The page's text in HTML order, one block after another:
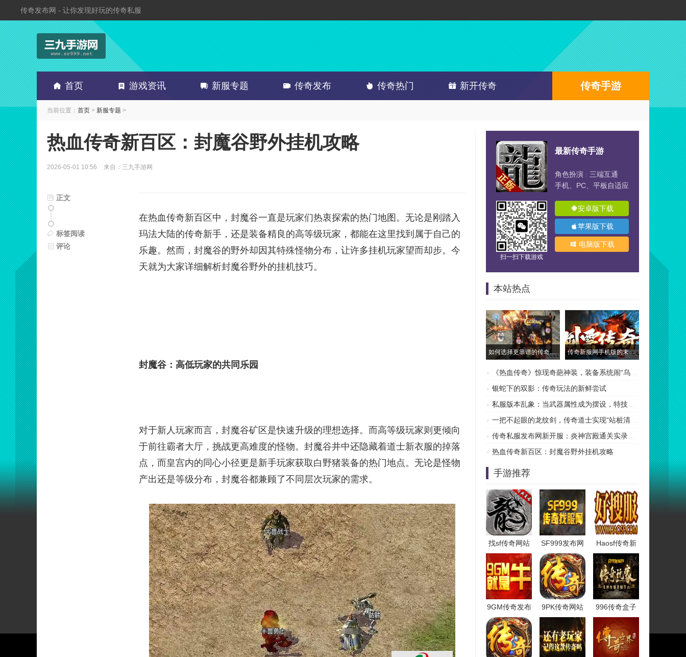
传奇发布网 - 让你发现好玩的传奇私服
首页 游戏资讯 新服专题 传奇发布 传奇热门 新开传奇 传奇手游
当前位置： 首页 > 新服专题 >
热血传奇新百区：封魔谷野外挂机攻略
2026-05-01 10:56 来自：三九手游网
在热血传奇新百区中，封魔谷一直是玩家们热衷探索的热门地图。无论是刚踏入
玛法大陆的传奇新手，还是装备精良的高等级玩家，都能在这里找到属于自己的
乐趣。然而，封魔谷的野外却因其特殊怪物分布，让许多挂机玩家望而却步。今
天就为大家详细解析封魔谷野外的挂机技巧。
封魔谷：高低玩家的共同乐园
对于新人玩家而言，封魔谷矿区是快速升级的理想选择。而高等级玩家则更倾向
于前往霸者大厅，挑战更高难度的怪物。封魔谷井中还隐藏着道士新衣服的掉落
点，而皇宫内的同心小径更是新手玩家获取白野猪装备的热门地点。无论是怪物
产出还是等级分布，封魔谷都兼顾了不同层次玩家的需求。
正文
标签阅读
评论
最新传奇手游
角色扮演
三端互通
手机、PC、平板自适应
扫一扫下载游戏
安卓版下载
苹果版下载
电脑版下载
本站热点
如何选择更靠谱的传奇发布网站 传奇新服网手机版的未来展望
《热血传奇》惊现奇葩神装，装备系统闹“乌龙”？
银蛇下的双影：传奇玩法的新鲜尝试
私服版本乱象：当武器属性成为摆设，特技才是传奇的
一把不起眼的龙纹剑，传奇道士实现“站桩清图”自由
传奇私服发布网新开服：炎神宫殿通关实录，让你告别
热血传奇新百区：封魔谷野外挂机攻略
手游推荐
找sf传奇网站 SF999发布网 Haosf传奇新
9GM传奇发布 9PK传奇网站 996传奇盒子